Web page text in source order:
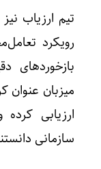
تیم ارزیاب
رویکرد
بازخوردهای
میزبان عنوان
ارزیابی
سازمانی